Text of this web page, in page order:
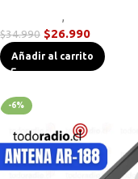
,
$34.990 $26.990
Añadir al carrito
-6%